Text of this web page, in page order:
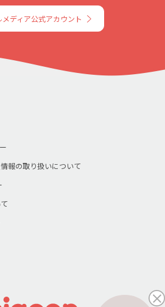
ディア公式アカウント
報の取り扱いについて